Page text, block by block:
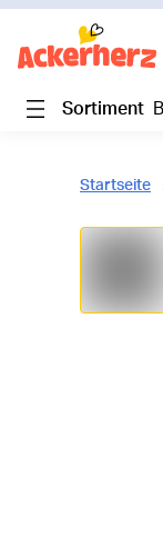
Sortiment
Startseite